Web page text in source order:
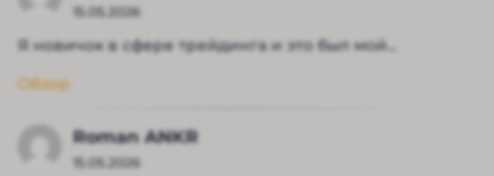
15.05.2026
Я новичок в сфере трейдинга и это был мой...
Обзор
Roman ANKR
15.05.2026